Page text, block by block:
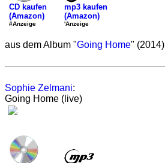
CD kaufen
(Amazon)
#Anzeige
mp3 kaufen
(Amazon)
'Anzeige
aus dem Album "Going Home" (2014)
Sophie Zelmani:
Going Home (live)